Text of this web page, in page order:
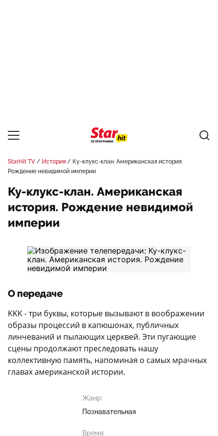
StarHit TV История
Ку-клукс-клан. Американская история.
Рождение невидимой империи
Ку-клукс-клан. Американская
история. Рождение невидимой
империи
О передаче
KKK - три буквы, которые вызывают в воображении
образы процессий в капюшонах, публичных
линчеваний и пылающих церквей. Эти пугающие
сцены продолжают преследовать нашу
коллективную память, напоминая о самых мрачных
главах американской истории.
Жанр:
Познавательная
Время: